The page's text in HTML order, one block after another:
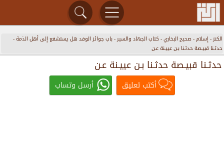
الكنز-إسلام- صحيح البخاري- ﻛﺘﺎﺏ ﺍﻟﺠﻬﺎﺩ ﻭﺍﻟﺴﻴﺮ-باب ﺟﻮﺍﺋﺰ ﺍﻟﻮﻓﺪ ﻫﻞ ﻳﺴﺘﺸﻔﻊ ﺇﻟﻰ ﺃﻫﻞ ﺍﻟﺬﻣﺔ-
ﺣﺪﺛـﻨﺎ ﻗﺒﻴـﺼﺔ ﺣﺪﺛـﻨﺎ ﺑـﻦ ﻋﻴﻴـﻨﺔ ﻋـﻦ
ﺣﺪﺛـﻨﺎ ﻗﺒﻴـﺼﺔ ﺣﺪﺛـﻨﺎ ﺑـﻦ ﻋﻴﻴـﻨﺔ ﻋـﻦ
أكتب تعليق أرسل وتساب